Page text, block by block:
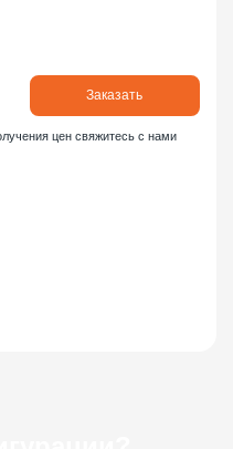
Заказать
цен свяжитесь с нами